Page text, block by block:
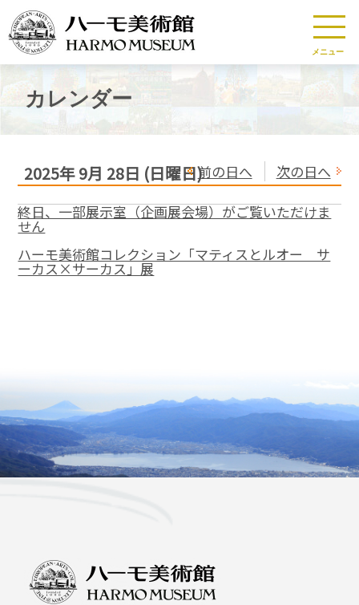
メニュー
カレンダー
2025年9月 28日 (日曜日)
前の日へ 次の日へ
終日、一部展示室（企画展会場）がご覧いただけま
せん
ハーモ美術館コレクション「マティスとルオー サ
ーカス×サーカス」展